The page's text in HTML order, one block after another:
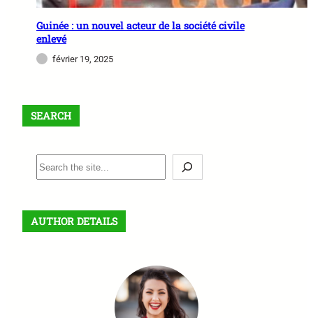
Guinée : un nouvel acteur de la société civile
enlevé
février 19, 2025
SEARCH
S
e
r
c
AUTHOR DETAILS